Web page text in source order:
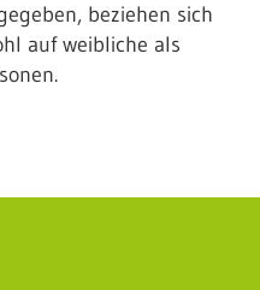
beziehen sich
auf weibliche als